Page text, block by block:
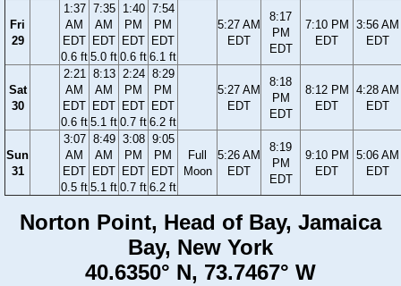
Fri
29
1:37
AM
EDT
0.6 ft
7:35
AM
EDT
5.0 ft
1:40
PM
EDT
0.6 ft
7:54
PM
EDT
6.1 ft
5:27 AM
EDT
8:17
PM
EDT
7:10 PM
EDT
3:56 AM
EDT
Sat
30
2:21
AM
EDT
0.6 ft
8:13
AM
EDT
5.1 ft
2:24
PM
EDT
0.7 ft
8:29
PM
EDT
6.2 ft
5:27 AM
EDT
8:18
PM
EDT
8:12 PM
EDT
4:28 AM
EDT
Sun
31
3:07
AM
EDT
0.5 ft
8:49
AM
EDT
5.1 ft
3:08
PM
EDT
0.7 ft
9:05
PM
EDT
6.2 ft
Full
Moon
5:26 AM
EDT
8:19
PM
EDT
9:10 PM
EDT
5:06 AM
EDT
Norton Point, Head of Bay, Jamaica
Bay, New York
40.6350° N, 73.7467° W